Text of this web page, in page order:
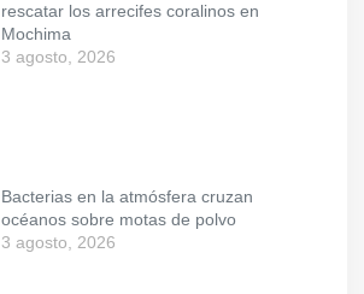
rescatar los arrecifes coralinos en
Mochima
3 agosto, 2026
Bacterias en la atmósfera cruzan
océanos sobre motas de polvo
3 agosto, 2026